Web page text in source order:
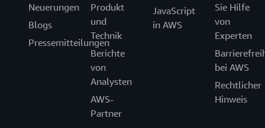
Neuerungen
Blogs
Pressemitteilungen
Produkt
und
Technik
Berichte
von
Analysten
AWS-
Partner
JavaScript
in AWS
Sie Hilfe
von
Experten
bei AWS
Rechtlicher
Hinweis